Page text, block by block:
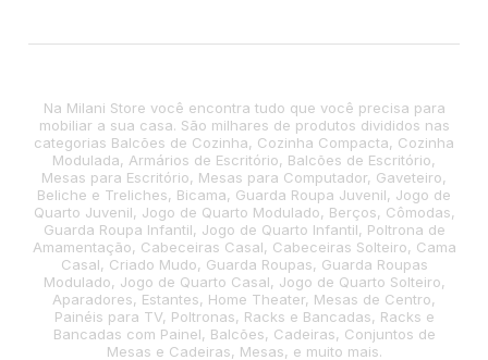
Na Milani Store você encontra tudo que você precisa para
mobiliar a sua casa. São milhares de produtos divididos nas
categorias Balcões de Cozinha, Cozinha Compacta, Cozinha
Modulada, Armários de Escritório, Balcões de Escritório,
Mesas para Escritório, Mesas para Computador, Gaveteiro,
Beliche e Treliches, Bicama, Guarda Roupa Juvenil, Jogo de
Quarto Juvenil, Jogo de Quarto Modulado, Berços, Cômodas,
Guarda Roupa Infantil, Jogo de Quarto Infantil, Poltrona de
Amamentação, Cabeceiras Casal, Cabeceiras Solteiro, Cama
Casal, Criado Mudo, Guarda Roupas, Guarda Roupas
Modulado, Jogo de Quarto Casal, Jogo de Quarto Solteiro,
Aparadores, Estantes, Home Theater, Mesas de Centro,
Painéis para TV, Poltronas, Racks e Bancadas, Racks e
Bancadas com Painel, Balcões, Cadeiras, Conjuntos de
Mesas e Cadeiras, Mesas, e muito mais.